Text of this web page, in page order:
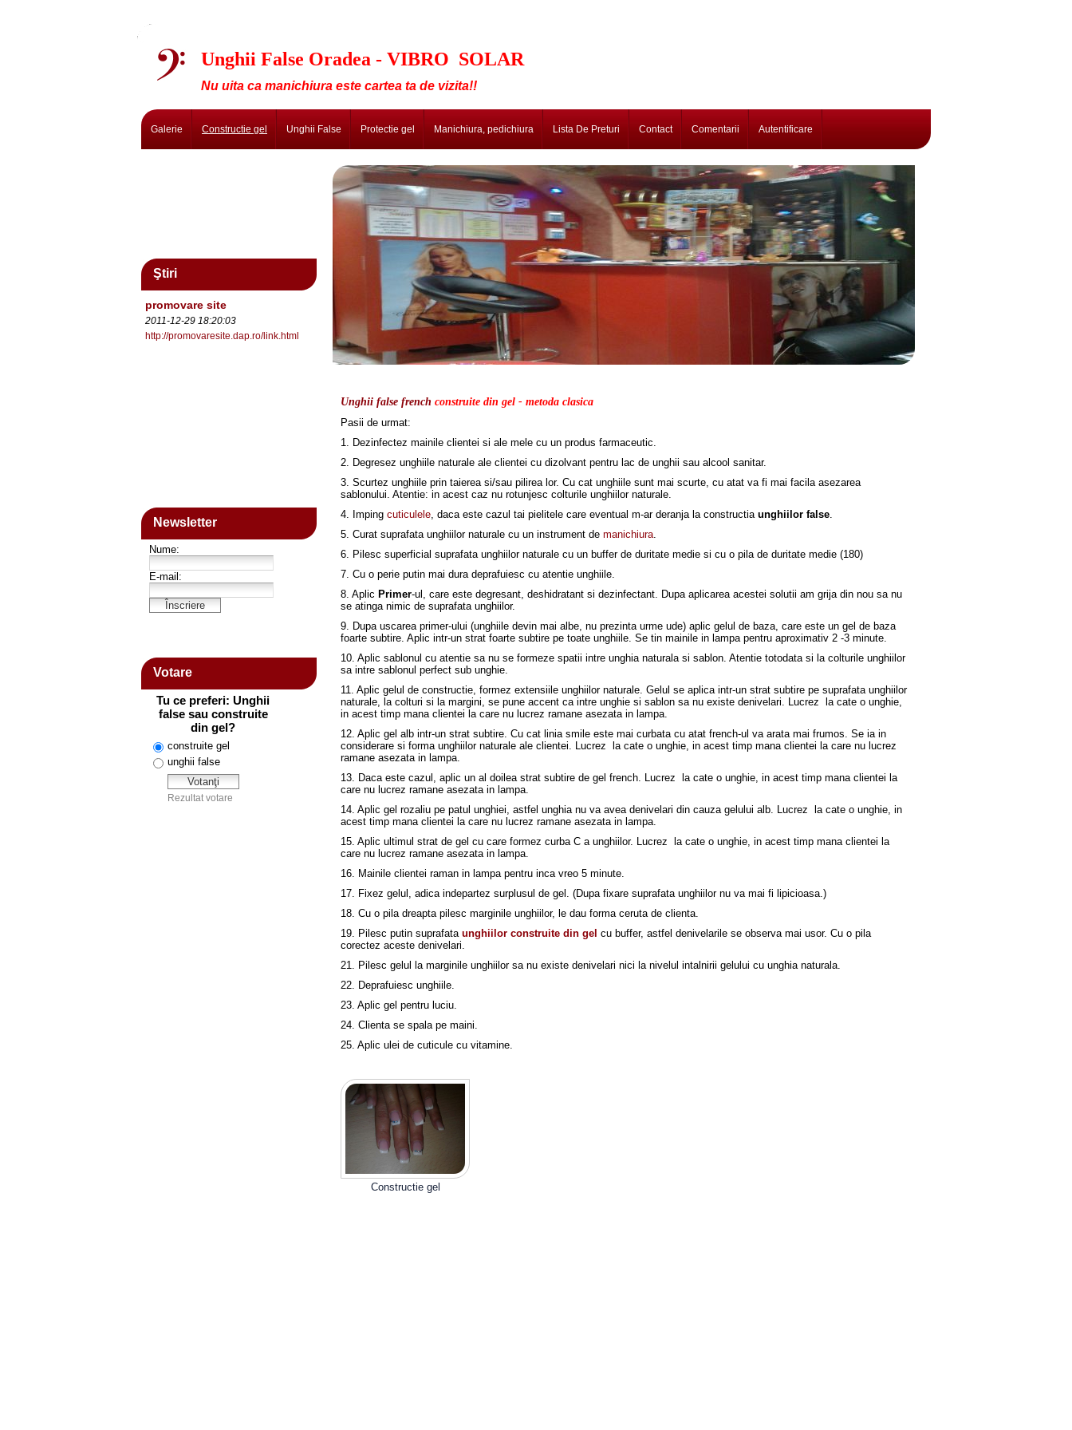
Unghii False Oradea - VIBRO SOLAR
Nu uita ca manichiura este cartea ta de vizita!!
Galerie Constructie gel Unghii False Protectie gel Manichiura, pedichiura Lista De Preturi Contact Comentarii Autentificare
Ştiri
promovare site
2011-12-29 18:20:03
http://promovaresite.dap.ro/link.html
Newsletter
Votare
Unghii false french construite din gel - metoda clasica
Pasii de urmat:
1. Dezinfectez mainile clientei si ale mele cu un produs farmaceutic.
2. Degresez unghiile naturale ale clientei cu dizolvant pentru lac de unghii sau alcool sanitar.
3. Scurtez unghiile prin taierea si/sau pilirea lor. Cu cat unghiile sunt mai scurte, cu atat va fi mai facila asezarea
sablonului. Atentie: in acest caz nu rotunjesc colturile unghiilor naturale.
4. Imping cuticulele, daca este cazul tai pielitele care eventual m-ar deranja la constructia unghiilor false.
5. Curat suprafata unghiilor naturale cu un instrument de manichiura.
6. Pilesc superficial suprafata unghiilor naturale cu un buffer de duritate medie si cu o pila de duritate medie (180)
7. Cu o perie putin mai dura deprafuiesc cu atentie unghiile.
8. Aplic Primer-ul, care este degresant, deshidratant si dezinfectant. Dupa aplicarea acestei solutii am grija din nou sa nu
se atinga nimic de suprafata unghiilor.
9. Dupa uscarea primer-ului (unghiile devin mai albe, nu prezinta urme ude) aplic gelul de baza, care este un gel de baza
foarte subtire. Aplic intr-un strat foarte subtire pe toate unghiile. Se tin mainile in lampa pentru aproximativ 2 -3 minute.
10. Aplic sablonul cu atentie sa nu se formeze spatii intre unghia naturala si sablon. Atentie totodata si la colturile unghiilor
sa intre sablonul perfect sub unghie.
11. Aplic gelul de constructie, formez extensiile unghiilor naturale. Gelul se aplica intr-un strat subtire pe suprafata unghiilor
naturale, la colturi si la margini, se pune accent ca intre unghie si sablon sa nu existe denivelari. Lucrez la cate o unghie,
in acest timp mana clientei la care nu lucrez ramane asezata in lampa.
12. Aplic gel alb intr-un strat subtire. Cu cat linia smile este mai curbata cu atat french-ul va arata mai frumos. Se ia in
considerare si forma unghiilor naturale ale clientei. Lucrez la cate o unghie, in acest timp mana clientei la care nu lucrez
ramane asezata in lampa.
13. Daca este cazul, aplic un al doilea strat subtire de gel french. Lucrez la cate o unghie, in acest timp mana clientei la
care nu lucrez ramane asezata in lampa.
14. Aplic gel rozaliu pe patul unghiei, astfel unghia nu va avea denivelari din cauza gelului alb. Lucrez la cate o unghie, in
acest timp mana clientei la care nu lucrez ramane asezata in lampa.
15. Aplic ultimul strat de gel cu care formez curba C a unghiilor. Lucrez la cate o unghie, in acest timp mana clientei la
care nu lucrez ramane asezata in lampa.
16. Mainile clientei raman in lampa pentru inca vreo 5 minute.
17. Fixez gelul, adica indepartez surplusul de gel. (Dupa fixare suprafata unghiilor nu va mai fi lipicioasa.)
18. Cu o pila dreapta pilesc marginile unghiilor, le dau forma ceruta de clienta.
19. Pilesc putin suprafata unghiilor construite din gel cu buffer, astfel denivelarile se observa mai usor. Cu o pila
corectez aceste denivelari.
21. Pilesc gelul la marginile unghiilor sa nu existe denivelari nici la nivelul intalnirii gelului cu unghia naturala.
22. Deprafuiesc unghiile.
23. Aplic gel pentru luciu.
24. Clienta se spala pe maini.
25. Aplic ulei de cuticule cu vitamine.
Constructie gel